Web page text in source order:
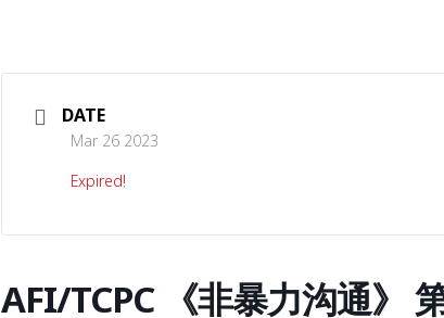
DATE
Mar 26 2023
Expired!
AFI/TCPC 《非暴力沟通》